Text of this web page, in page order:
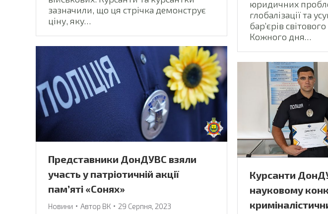
зазначили, що ця стрічка демонструє
ціну, яку…
юридичних
глобалізації та
бар’єрів
Кожного дня…
Представники ДонДУВС взяли
участь у патріотичній акції
пам’яті «Сонях»
Новини Автор ВК 29 Серпня, 2023
Курсанти
науковому